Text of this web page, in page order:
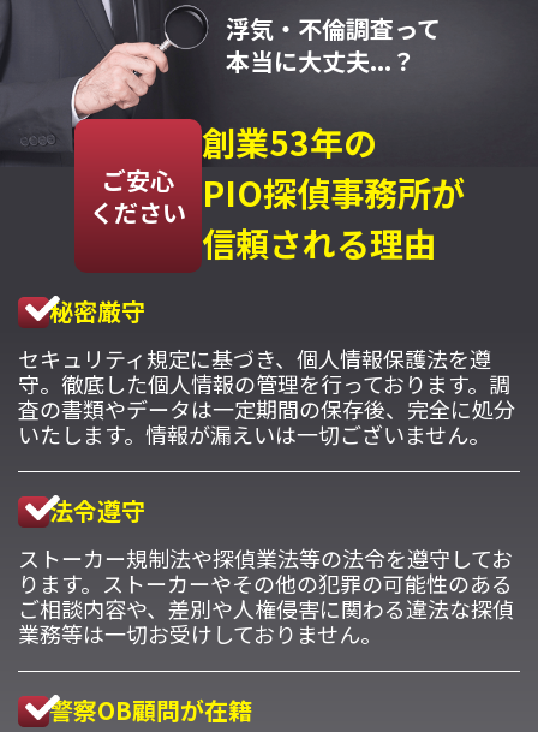
浮気・不倫調査って
本当に大丈夫...？
ご安心
ください
創業53年の
PIO探偵事務所が
信頼される理由
秘密厳守
セキュリティ規定に基づき、個人情報保護法を遵
守。徹底した個人情報の管理を行っております。調
査の書類やデータは一定期間の保存後、完全に処分
いたします。情報が漏えいは一切ございません。
法令遵守
ストーカー規制法や探偵業法等の法令を遵守してお
ります。ストーカーやその他の犯罪の可能性のある
ご相談内容や、差別や人権侵害に関わる違法な探偵
業務等は一切お受けしておりません。
警察OB顧問が在籍